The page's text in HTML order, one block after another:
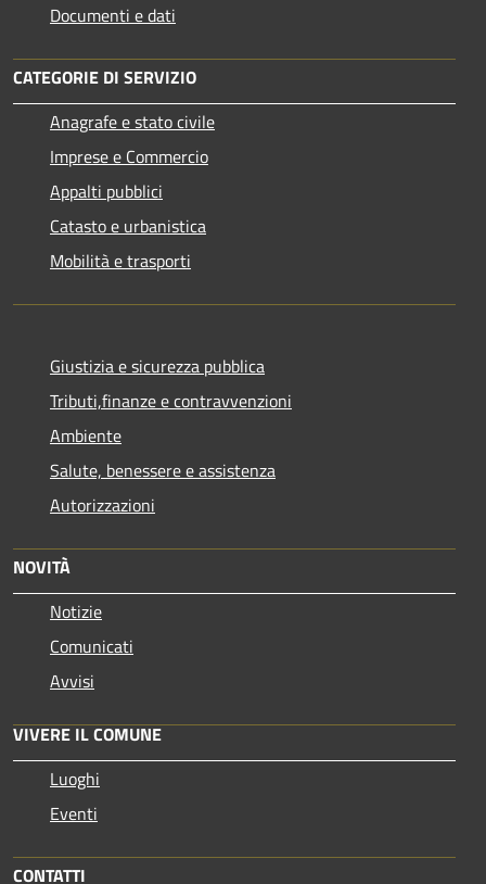
Documenti e dati
CATEGORIE DI SERVIZIO
Anagrafe e stato civile
Imprese e Commercio
Appalti pubblici
Catasto e urbanistica
Mobilità e trasporti
Giustizia e sicurezza pubblica
Tributi,finanze e contravvenzioni
Ambiente
Salute, benessere e assistenza
Autorizzazioni
NOVITÀ
Notizie
Comunicati
Avvisi
VIVERE IL COMUNE
Luoghi
Eventi
CONTATTI